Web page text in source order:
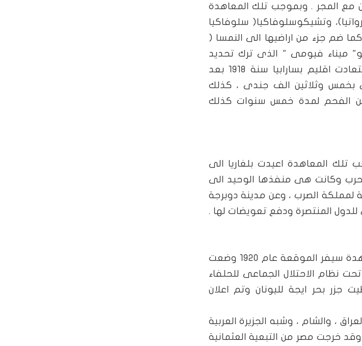
تريانون مع المجر . وبموجب تلك المعاهدة
وتشيكوسلوفاكيا( سلوفاكيا
. كما ضم جزء من اراضيها الى النمسا (
ميناء فيومى " الذى ترك تحديد
مصيره الى مفاوضات لاحقة. ومن الجدير بالذكر ان رومانيا استعادت اقليم بسارابيا سنة 1918 بعد
بخمس وثلاثين الف جندى ، كذلك
الفحم لمدة خمس سنوات كذلك
مع بلغاريا فى 27 نوفمبر 1919 وبموجب تلك المعاهدة اعيدت بلغاريا الى
فى الحرب وكانت هى منفذها الوحيد الى
لمملكة الصرب ، وعن مدينة دوبرجة
للدول المنتصرة ودفع تعويضات لها .
بموجب معاهدة الصلح مع الدولة العثمانية والتى تسمى معاهدة سيفر الموقعة عام 1920 وضعت
نظام الاحتلال الجماعى للحلفاء
بحر ايجة لليونان وتم اعلان
، والشام ، وشبه الجزيرة العربية
وقد خرجت مصر من التبعية العثمانية